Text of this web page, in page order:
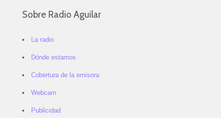
Sobre Radio Aguilar
La radio
Dónde estamos
Cobertura de la emisora
Webcam
Publicidad